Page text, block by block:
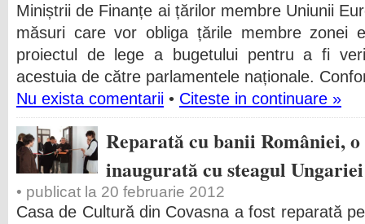
Miniștrii de Finanțe ai țărilor membre Uniunii
măsuri care vor obliga țările membre zonei
proiectul de lege a bugetului pentru a fi
acestuia de către parlamentele naționale.
Nu exista comentarii • Citeste in continuare »
Reparată cu banii României,
inaugurată cu steagul Ungariei
• publicat la 20 februarie 2012
Casa de Cultură din Covasna a fost reparată